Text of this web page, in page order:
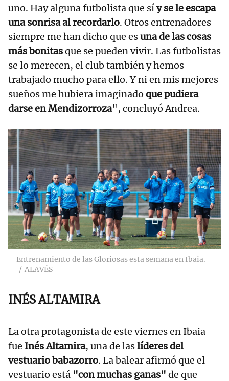
uno. Hay alguna futbolista que síy se le escapa
una sonrisa al recordarlo. Otros entrenadores
siempre me han dicho que esuna de las cosas
más bonitasque se pueden vivir. Las futbolistas
se lo merecen, el club también y hemos
trabajado mucho para ello. Y ni en mis mejores
sueños me hubiera imaginado que pudiera
darse en Mendizorroza", concluyó Andrea.
Entrenamiento de las Gloriosas esta semana en Ibaia.
ALAVÉS
INÉS ALTAMIRA
La otra protagonista de este viernes en Ibaia
fue Inés Altamira, una de laslíderes del
vestuario babazorro. La balear afirmó que el
vestuario está "con muchas ganas" de que